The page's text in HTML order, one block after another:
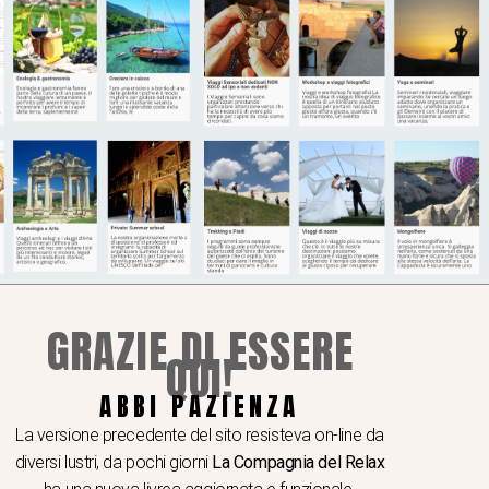
e seminari
e viaggi video e fotografici
GRAZIE DI ESSERE
QUI!
ABBI PAZIENZA
La versione precedente del sito resisteva on-line da
diversi lustri, da pochi giorni La Compagnia del Relax